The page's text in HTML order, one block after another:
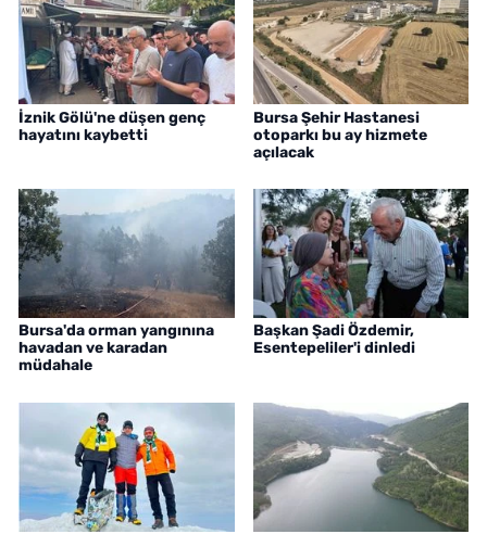
İznik Gölü'ne düşen genç
hayatını kaybetti
Bursa Şehir Hastanesi
otoparkı bu ay hizmete
açılacak
Bursa'da orman yangınına
havadan ve karadan
müdahale
Başkan Şadi Özdemir,
Esentepeliler'i dinledi